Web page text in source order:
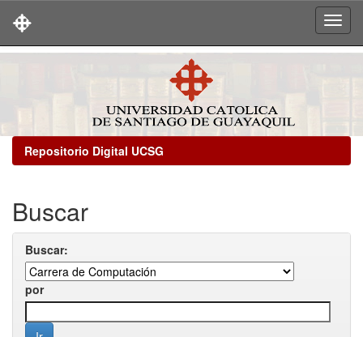
Repositorio Digital UCSG
Buscar
Buscar:
por